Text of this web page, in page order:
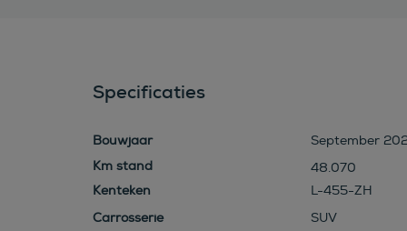
Specificaties
Bouwjaar
September
48.070
Kenteken
L-455-ZH
Carrosserie
SUV